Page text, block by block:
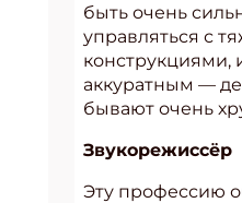
быть очень
управляться с
конструкциями,
аккуратным —
бывают очень
Звукорежиссёр
Эту профессию